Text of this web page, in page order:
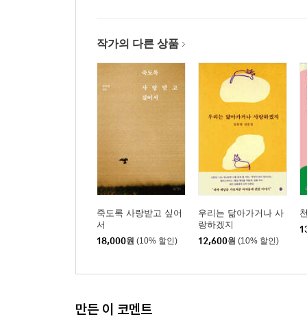
작가의 다른 상품
죽도록 사랑받고 싶어
서
18,000원 (10% 할인)
우리는 닮아가거나 사
랑하겠지
12,600원 (10% 할인)
만든 이 코멘트